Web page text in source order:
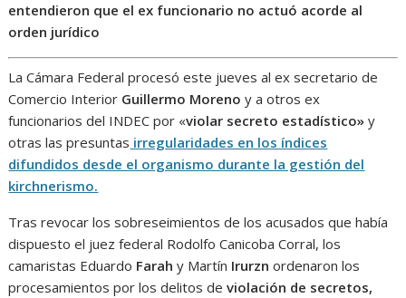
entendieron que el ex funcionario no actuó acorde al
orden jurídico
La Cámara Federal procesó este jueves al ex secretario de
Comercio Interior Guillermo Moreno y a otros ex
funcionarios del INDEC por «violar secreto estadístico» y
otras las presuntas irregularidades en los índices
difundidos desde el organismo durante la gestión del
kirchnerismo.
Tras revocar los sobreseimientos de los acusados que había
dispuesto el juez federal Rodolfo Canicoba Corral, los
camaristas Eduardo Farah y Martín Irurzn ordenaron los
procesamientos por los delitos deviolación de secretos,